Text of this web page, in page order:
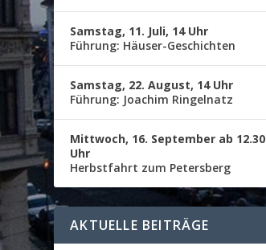
Samstag, 11. Juli, 14 Uhr
Führung: Häuser-Geschichten
Samstag, 22. August, 14 Uhr
Führung: Joachim Ringelnatz
Mittwoch, 16. September ab 12.30
Uhr
Herbstfahrt zum Petersberg
AKTUELLE BEITRÄGE